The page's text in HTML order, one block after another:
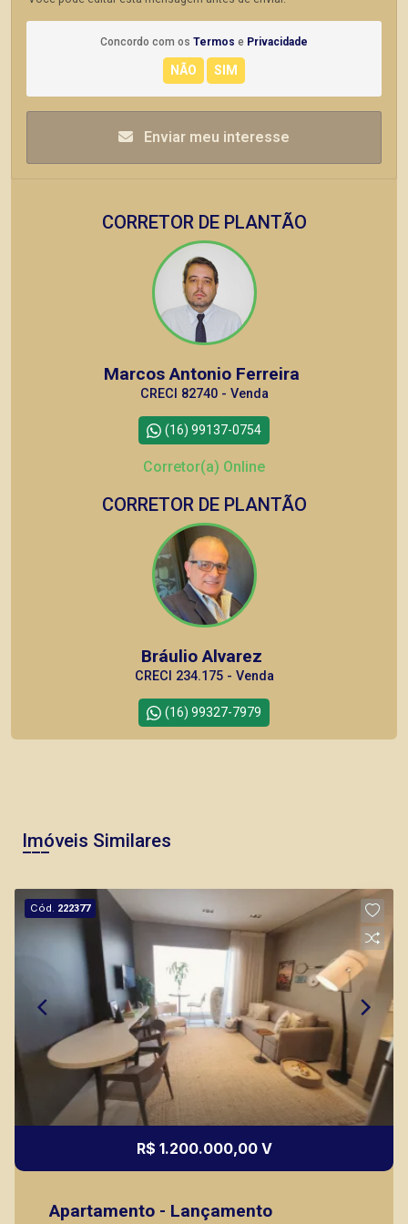
Concordo com os Termos e Privacidade
Enviar meu interesse
CORRETOR DE PLANTÃO
Marcos Antonio Ferreira
CRECI 82740 - Venda
(16) 99137-0754
Corretor(a) Online
CORRETOR DE PLANTÃO
Bráulio Alvarez
CRECI 234.175 - Venda
(16) 99327-7979
Lucelia Mariotti
CRECI 146320 - Venda
(16) 99222-2915
CORRETOR DE PLANTÃO
CRECI 270092 - Venda
Imóveis Similares
Cód. 222377
R$ 1.200.000,00 V
Apartamento - Lançamento